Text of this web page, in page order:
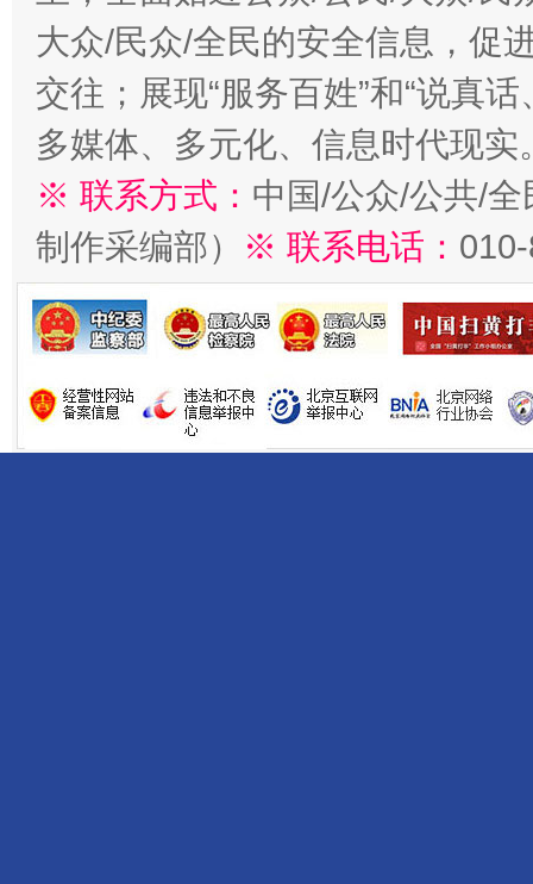
大众/民众/全民的安全信息，促
交往；展现“服务百姓”和“说真
多媒体、多元化、信息时代现实
※ 联系方式： 中国/公众/公共/
制作采编部）
※ 联系电话：